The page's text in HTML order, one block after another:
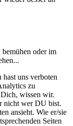
bemühen oder im
uns verboten
zu
wissen wir.
nicht wer DU bist.
ansieht. Wie er/sie
Seiten